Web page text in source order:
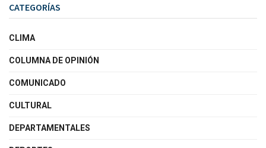
CATEGORÍAS
CLIMA
COLUMNA DE OPINIÓN
COMUNICADO
CULTURAL
DEPARTAMENTALES